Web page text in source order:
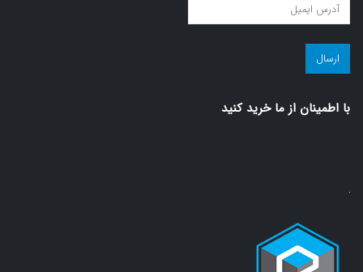
عضویت
در
مجله
سلامت!
با اطمينان از ما خريد كنيد